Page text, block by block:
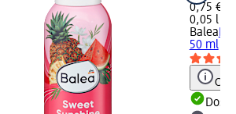
0,75 €
0,05 l
Balea
50 ml